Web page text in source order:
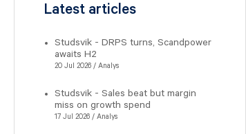
Latest articles
Studsvik - DRPS turns, Scandpower
awaits H2
20 Jul 2026 / Analys
Studsvik - Sales beat but margin
miss on growth spend
17 Jul 2026 / Analys